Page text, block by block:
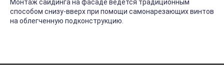
Монтаж сайдинга на фасаде ведется традиционным
способом снизу-вверх при помощи самонарезающих винтов
на облегченную подконструкцию.